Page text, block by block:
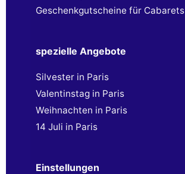
Geschenkgutscheine für Cabarets
spezielle Angebote
Silvester in Paris
Valentinstag in Paris
Weihnachten in Paris
14 Juli in Paris
Einstellungen